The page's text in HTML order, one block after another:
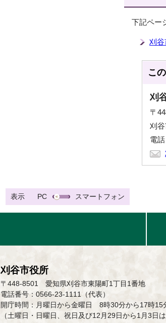
下記ペー
刈
こ
刈
〒
刈
電
表示 PC スマートフォン
刈谷市役所
〒448-8501 愛知県刈谷市東陽町1丁目1番地
電話番号：0566-23-1111（代表）
開庁時間：月曜日から金曜日 8時30分から17時15
（土曜日・日曜日、祝日及び12月29日から1月3日は